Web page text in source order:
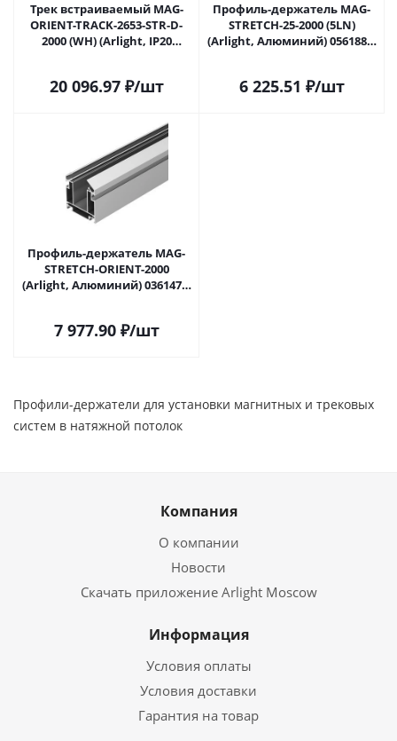
Трек встраиваемый MAG-
ORIENT-TRACK-2653-STR-D-
2000 (WH) (Arlight, IP20
20 096.97₽/шт
Профиль-держатель MAG-
STRETCH-25-2000 (5LN)
(Arlight, Алюминий) 056188 в
6 225.51 ₽/шт
Профиль-держатель MAG-
STRETCH-ORIENT-2000
(Arlight, Алюминий) 036147 в
7 977.90₽/шт
Профили-держатели для установки магнитных и трековых
систем в натяжной потолок
Компания
О компании
Новости
Скачать приложение Arlight Moscow
Информация
Условия оплаты
Условия доставки
Гарантия на товар